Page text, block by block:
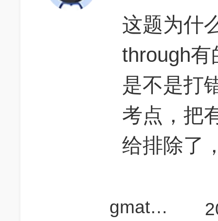
这题为什
through有
是不是打
考点，把
给排除了
gmat求放过啊啊啊